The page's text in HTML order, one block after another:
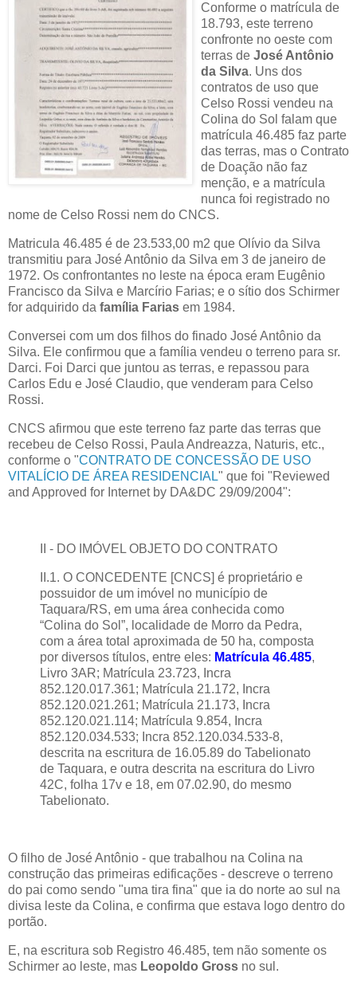
Conforme o matrícula de
18.793, este terreno
confronte no oeste com
terras de José Antônio
da Silva. Uns dos
contratos de uso que
Celso Rossi vendeu na
Colina do Sol falam que
matrícula 46.485 faz parte
das terras, mas o Contrato
de Doação não faz
menção, e a matrícula
nunca foi registrado no
nome de Celso Rossi nem do CNCS.
Matricula 46.485 é de 23.533,00 m2 que Olívio da Silva
transmitiu para José Antônio da Silva em 3 de janeiro de
1972. Os confrontantes no leste na época eram Eugênio
Francisco da Silva e Marcírio Farias; e o sítio dos Schirmer
for adquirido da família Farias em 1984.
Conversei com um dos filhos do finado José Antônio da
Silva. Ele confirmou que a família vendeu o terreno para sr.
Darci. Foi Darci que juntou as terras, e repassou para
Carlos Edu e José Claudio, que venderam para Celso
Rossi.
CNCS afirmou que este terreno faz parte das terras que
recebeu de Celso Rossi, Paula Andreazza, Naturis, etc.,
conforme o "CONTRATO DE CONCESSÃO DE USO
VITALÍCIO DE ÁREA RESIDENCIAL" que foi "Reviewed
and Approved for Internet by DA&DC 29/09/2004":
II - DO IMÓVEL OBJETO DO CONTRATO
II.1. O CONCEDENTE [CNCS] é proprietário e
possuidor de um imóvel no município de
Taquara/RS, em uma área conhecida como
“Colina do Sol”, localidade de Morro da Pedra,
com a área total aproximada de 50 ha, composta
por diversos títulos, entre eles: Matrícula 46.485,
Livro 3AR; Matrícula 23.723, Incra
852.120.017.361; Matrícula 21.172, Incra
852.120.021.261; Matrícula 21.173, Incra
852.120.021.114; Matrícula 9.854, Incra
852.120.034.533; Incra 852.120.034.533-8,
descrita na escritura de 16.05.89 do Tabelionato
de Taquara, e outra descrita na escritura do Livro
42C, folha 17v e 18, em 07.02.90, do mesmo
Tabelionato.
O filho de José Antônio - que trabalhou na Colina na
construção das primeiras edificações - descreve o terreno
do pai como sendo "uma tira fina" que ia do norte ao sul na
divisa leste da Colina, e confirma que estava logo dentro do
portão.
E, na escritura sob Registro 46.485, tem não somente os
Schirmer ao leste, mas Leopoldo Gross no sul.